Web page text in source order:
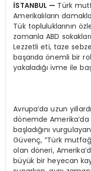
İSTANBUL — Türk
Amerikalıların
Tük topluluklarının
zamanla ABD
Lezzetli eti, taze
başarıda önemli bir
yakaladığı ivme ile
Avrupa’da uzun
dönemde
başladığını
Güvenç, “Türk
olan döneri,
büyük bir heyecan